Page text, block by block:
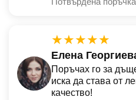
★★★★★
Елена
Поръчах го за
иска да става от
качество!